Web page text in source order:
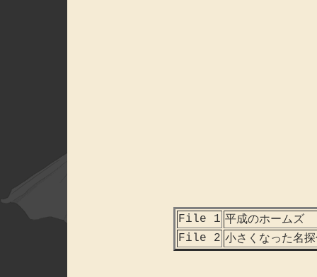
File 1 平成のホームズ
File 2 小さくなった名